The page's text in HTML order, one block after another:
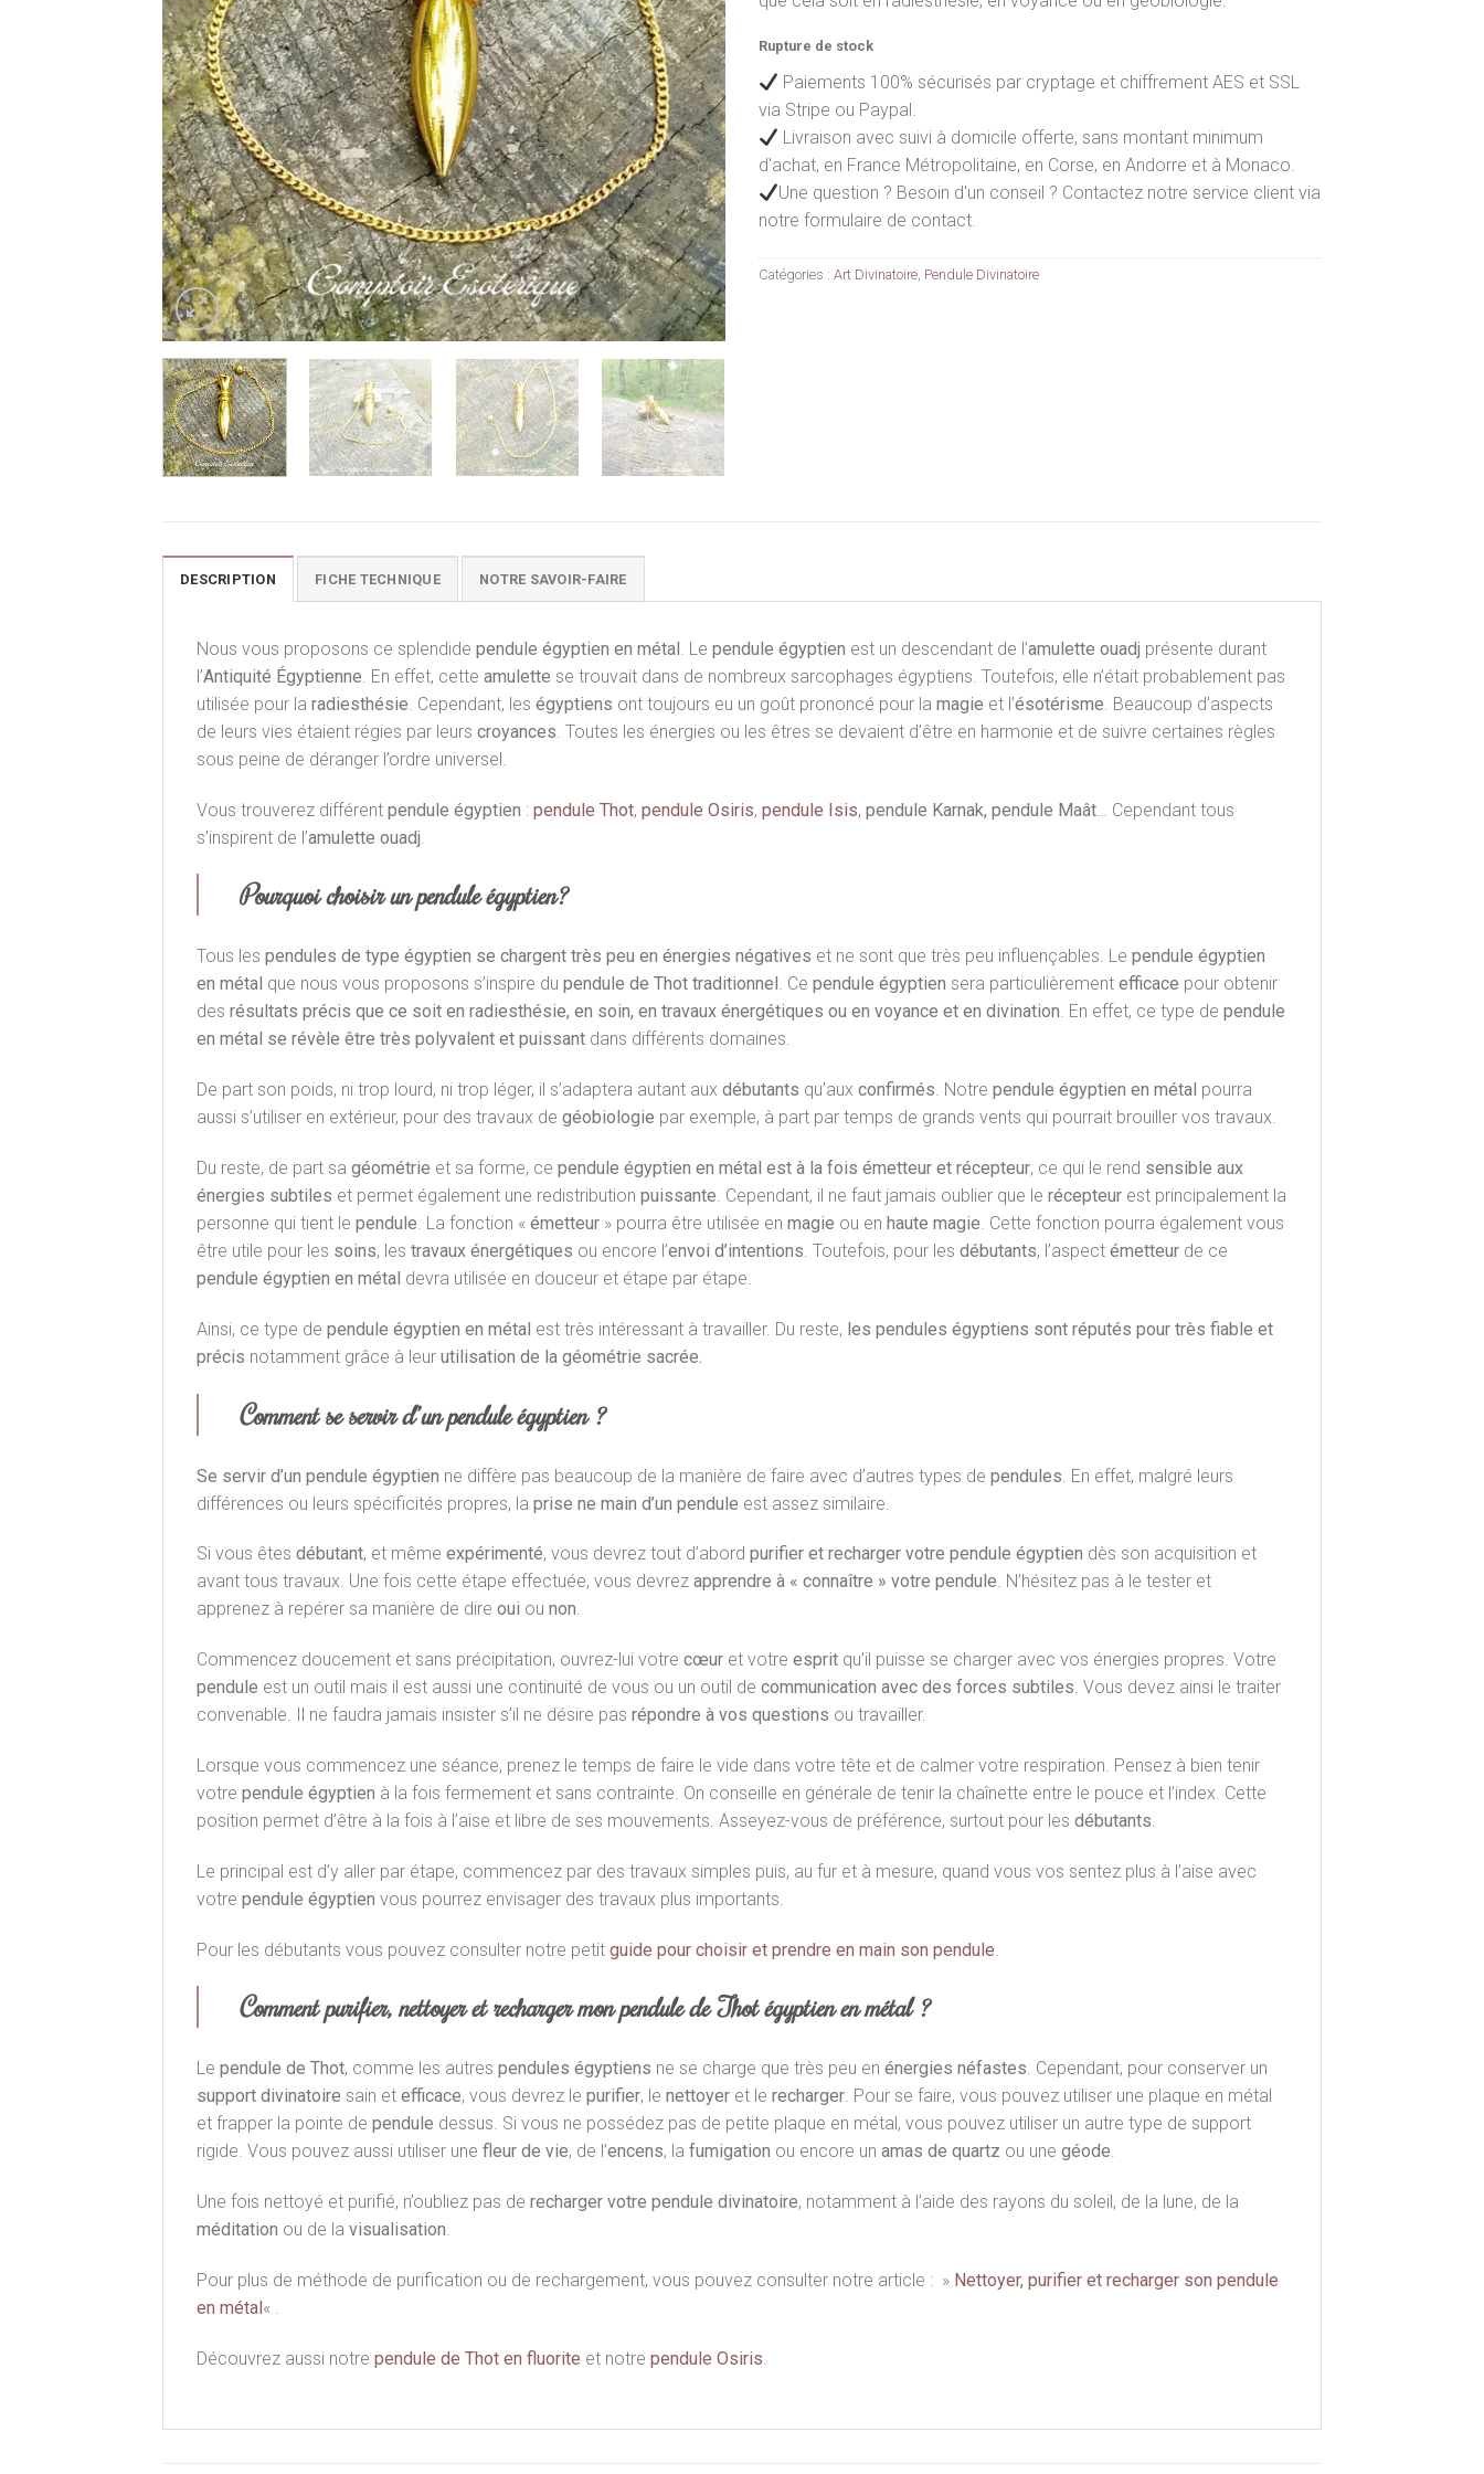
Rupture de stock
Paiements 100% sécurisés par cryptage et chiffrement AES et SSL
via Stripe ou Paypal.
Livraison avec suivi à domicile offerte, sans montant minimum
d'achat, en France Métropolitaine, en Corse, en Andorre et à Monaco.
Une question ? Besoin d'un conseil ? Contactez notre service client via
notre formulaire de contact.
Catégories : Art Divinatoire, Pendule Divinatoire
DESCRIPTION FICHE TECHNIQUE NOTRE SAVOIR-FAIRE
Nous vous proposons ce splendide pendule égyptien en métal. Le pendule égyptien est un descendant de l’amulette ouadj présente durant
l’Antiquité Égyptienne. En effet, cette amulette se trouvait dans de nombreux sarcophages égyptiens. Toutefois, elle n’était probablement pas
utilisée pour la radiesthésie. Cependant, les égyptiens ont toujours eu un goût prononcé pour la magie et l’ésotérisme. Beaucoup d’aspects
de leurs vies étaient régies par leurs croyances. Toutes les énergies ou les êtres se devaient d’être en harmonie et de suivre certaines règles
sous peine de déranger l’ordre universel.
Vous trouverez différent pendule égyptien : pendule Thot, pendule Osiris, pendule Isis, pendule Karnak, pendule Maât … Cependant tous
s’inspirent de l’amulette ouadj
Pourquoi choisir un pendule égyptien?
Tous les pendules de type égyptien se chargent très peu en énergies négatives et ne sont que très peu influençables. Le pendule égyptien
en métal que nous vous proposons s’inspire du pendule de Thot traditionnel . Ce pendule égyptien sera particulièrement efficace pour obtenir
des résultats précis que ce soit en radiesthésie, en soin, en travaux énergétiques ou en voyance et en divination. En effet, ce type de pendule
en métal se révèle être très polyvalent et puissant dans différents domaines.
De part son poids, ni trop lourd, ni trop léger, il s’adaptera autant aux débutants qu’aux confirmés. Notre pendule égyptien en métal pourra
aussi s’utiliser en extérieur, pour des travaux de géobiologie par exemple, à part par temps de grands vents qui pourrait brouiller vos travaux.
Du reste, de part sa géométrie et sa forme, ce pendule égyptien en métal est à la fois émetteur et récepteur, ce qui le rend sensible aux
énergies subtiles et permet également une redistribution puissante. Cependant, il ne faut jamais oublier que le récepteur est principalement la
personne qui tient le pendule. La fonction « émetteur » pourra être utilisée en magie ou en haute magie. Cette fonction pourra également vous
être utile pour les soins, les travaux énergétiques ou encore l’envoi d’intentions. Toutefois, pour les débutants, l’aspect émetteur de ce
pendule égyptien en métal devra utilisée en douceur et étape par étape.
Ainsi, ce type de pendule égyptien en métal est très intéressant à travailler. Du reste, les pendules égyptiens sont réputés pour très fiable et
précis notamment grâce à leur utilisation de la géométrie sacrée.
Comment se servir d’ un pendule égyptien ?
Se servir d’un pendule égyptien ne diffère pas beaucoup de la manière de faire avec d’autres types de pendules . En effet, malgré leurs
différences ou leurs spécificités propres, la prise ne main d’un pendule est assez similaire.
Si vous êtes débutant, et même expérimenté, vous devrez tout d’abord purifier et recharger votre pendule égyptien dès son acquisition et
avant tous travaux. Une fois cette étape effectuée, vous devrez apprendre à « connaître » votre pendule. N’hésitez pas à le tester et
apprenez à repérer sa manière de dire oui ou non.
Commencez doucement et sans précipitation, ouvrez-lui votre cœur et votre esprit qu’il puisse se charger avec vos énergies propres. Votre
pendule est un outil mais il est aussi une continuité de vous ou un outil de communication avec des forces subtiles. Vous devez ainsi le traiter
convenable. Il ne faudra jamais insister s’il ne désire pas répondre à vos questions ou travailler.
Lorsque vous commencez une séance, prenez le temps de faire le vide dans votre tête et de calmer votre respiration. Pensez à bien tenir
votre pendule égyptien à la fois fermement et sans contrainte. On conseille en générale de tenir la chaînette entre le pouce et l’index. Cette
position permet d’être à la fois à l’aise et libre de ses mouvements. Asseyez-vous de préférence, surtout pour les débutants.
Le principal est d’y aller par étape, commencez par des travaux simples puis, au fur et à mesure, quand vous vos sentez plus à l’aise avec
votre pendule égyptien vous pourrez envisager des travaux plus importants.
Pour les débutants vous pouvez consulter notre petit guide pour choisir et prendre en main son pendule
Comment purifier, nettoyer et recharger mon pendule de Thot égyptien en métal ?
Le pendule de Thot, comme les autres pendules égyptiens ne se charge que très peu en énergies néfastes. Cependant, pour conserver un
support divinatoire sain et efficace, vous devrez le purifier, le nettoyer et le recharger. Pour se faire, vous pouvez utiliser une plaque en métal
et frapper la pointe de pendule dessus. Si vous ne possédez pas de petite plaque en métal, vous pouvez utiliser un autre type de support
rigide. Vous pouvez aussi utiliser une fleur de vie, de l’encens, la fumigation ou encore un amas de quartz ou une géode.
Une fois nettoyé et purifié, n’oubliez pas de recharger votre pendule divinatoire, notamment à l’aide des rayons du soleil, de la lune, de la
méditation ou de la visualisation.
Pour plus de méthode de purification ou de rechargement, vous pouvez consulter notre article : » Nettoyer, purifier et recharger son pendule
en métal« .
Découvrez aussi notre pendule de Thot en fluorite et notre pendule Osiris.